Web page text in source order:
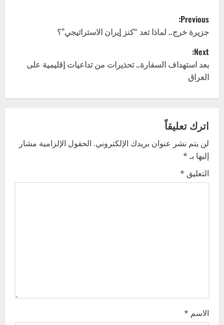
P
o
s
t
n
a
v
i
g
Previous:
جزيرة خرج.. لماذا تعد “كنز إيران الاستراتيجي”؟
Next:
بعد استهداف السفارة.. تحذيرات من تداعيات إقليمية على
العراق
اترك تعليقاً
لن يتم نشر عنوان بريدك الإلكتروني. الحقول الإلزامية مشار
إليها بـ*
التعليق *
الاسم *